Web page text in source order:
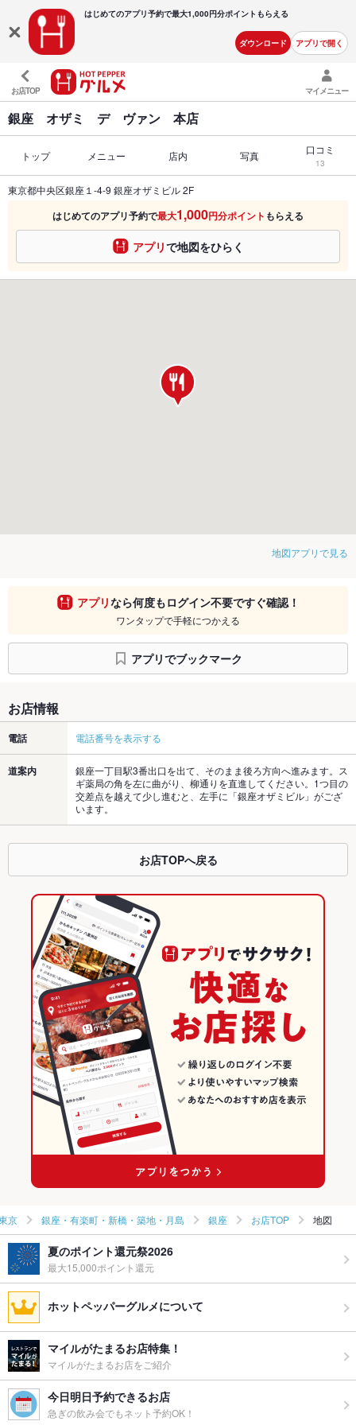
はじめてのアプリ予約で最大1,000円分ポイントもらえる
ダウンロード アプリで開く
お店TOP マイメニュー
銀座 オザミ デ ヴァン 本店
トップ メニュー 店内 写真 口コミ
13
東京都中央区銀座１-4-9 銀座オザミビル 2F
はじめてのアプリ予約で最大1,000円分ポイント もらえる
アプリで地図をひらく
地図アプリで見る
アプリなら何度もログイン不要ですぐ確認！
ワンタップで手軽につかえる
アプリでブックマーク
お店情報
電話 電話番号を表示する
道案内
銀座一丁目駅3番出口を出て、そのまま後ろ方向へ進みます。ス
ギ薬局の角を左に曲がり、柳通りを直進してください。1つ目の
交差点を越えて少し進むと、左手に「銀座オザミビル」がござ
います。
お店TOPへ戻る
京 銀座・有楽町・新橋・築地・月島 銀座 お店TOP 地図
夏のポイント還元祭2026
最大15,000ポイント還元
ホットペッパーグルメについて
マイルがたまるお店特集！
マイルがたまるお店をご紹介
今日明日予約できるお店
急ぎの飲み会でもネット予約OK！